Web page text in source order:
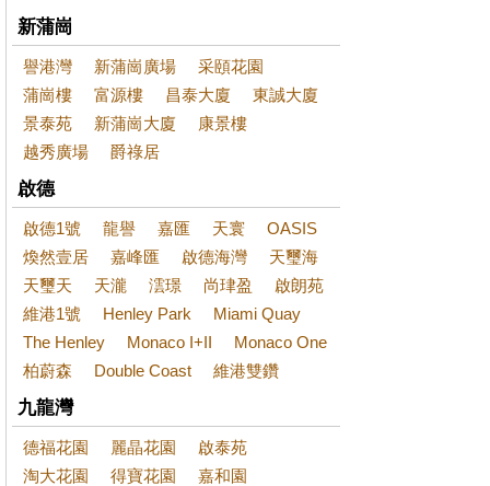
新蒲崗
譽港灣 新蒲崗廣場
采頤花園
蒲崗樓
富源樓 昌泰大廈
東誠大廈
景泰苑
新蒲崗大廈
康景樓
越秀廣場
爵祿居
啟德
啟德1號 龍譽 嘉匯 天寰
OASIS
煥然壹居
嘉峰匯 啟德海灣
天璽海
天璽天
天瀧 澐璟 尚珒盈
啟朗苑
維港1號
Henley Park
Miami Quay
The Henley
Monaco I+II
Monaco One
柏蔚森
Double Coast 維港雙鑽
九龍灣
德福花園 麗晶花園
啟泰苑
淘大花園
得寶花園 嘉和園